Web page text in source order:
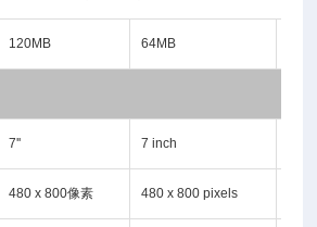
120MB 64MB
7'' 7 inch
480 x 800像素 480 x 800 pixels